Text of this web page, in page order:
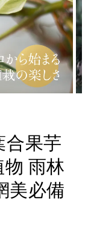
合果芋
雨林
美必備